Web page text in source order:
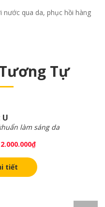
nước qua da, phục hồi hàng
Tự
làm sáng da
2.000.000₫
tiết